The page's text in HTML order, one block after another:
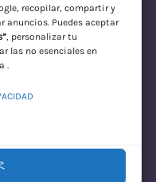
recopilar, compartir y
anuncios. Puedes aceptar
, personalizar tu
las no esenciales en